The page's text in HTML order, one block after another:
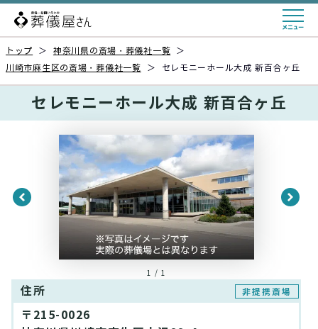
トップ ＞ 神奈川県の斎場・葬儀社一覧 ＞
川崎市麻生区の斎場・葬儀社一覧
＞ セレモニーホール大成 新百合ヶ丘
セレモニーホール大成 新百合ヶ丘
1 / 1
住所 非提携斎場
〒215-0026